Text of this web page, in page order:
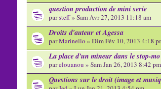
question production de mini serie
parsteff» Sam Avr 27, 2013 11:18 am
Droits d'auteur et Agessa
parMarinello» Dim Fév 10, 2013 4:18
La place d'un mineur dans le stop-mo
parelouanou » Sam Jan 26, 2013 8:42 pm
Questions sur le droit (image et